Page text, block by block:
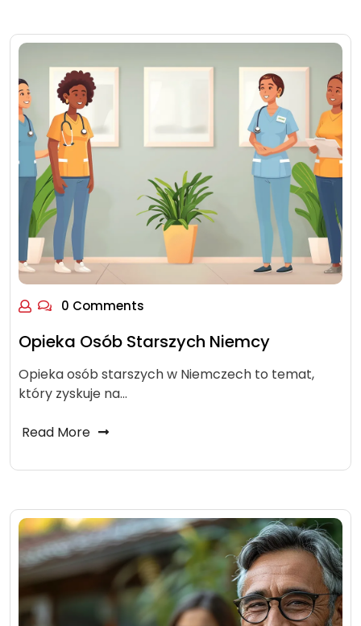
0 Comments
Opieka Osób Starszych Niemcy
Opieka osób starszych w Niemczech to temat,
który zyskuje na…
Read More